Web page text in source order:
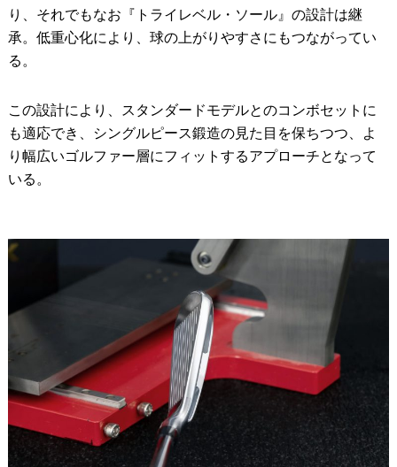
り、それでもなお『トライレベル・ソール』の設計は継
承。低重心化により、球の上がりやすさにもつながってい
る。
この設計により、スタンダードモデルとのコンボセットに
も適応でき、シングルピース鍛造の見た目を保ちつつ、よ
り幅広いゴルファー層にフィットするアプローチとなって
いる。